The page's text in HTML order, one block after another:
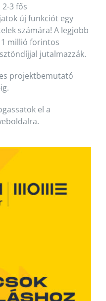
3 fős
új funkciót egy
számára! A legjobb
millió forintos
jutalmazzák.
projektbemutató
el a